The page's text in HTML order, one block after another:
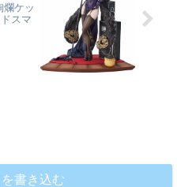
爛ケッ
スマ
書き込む